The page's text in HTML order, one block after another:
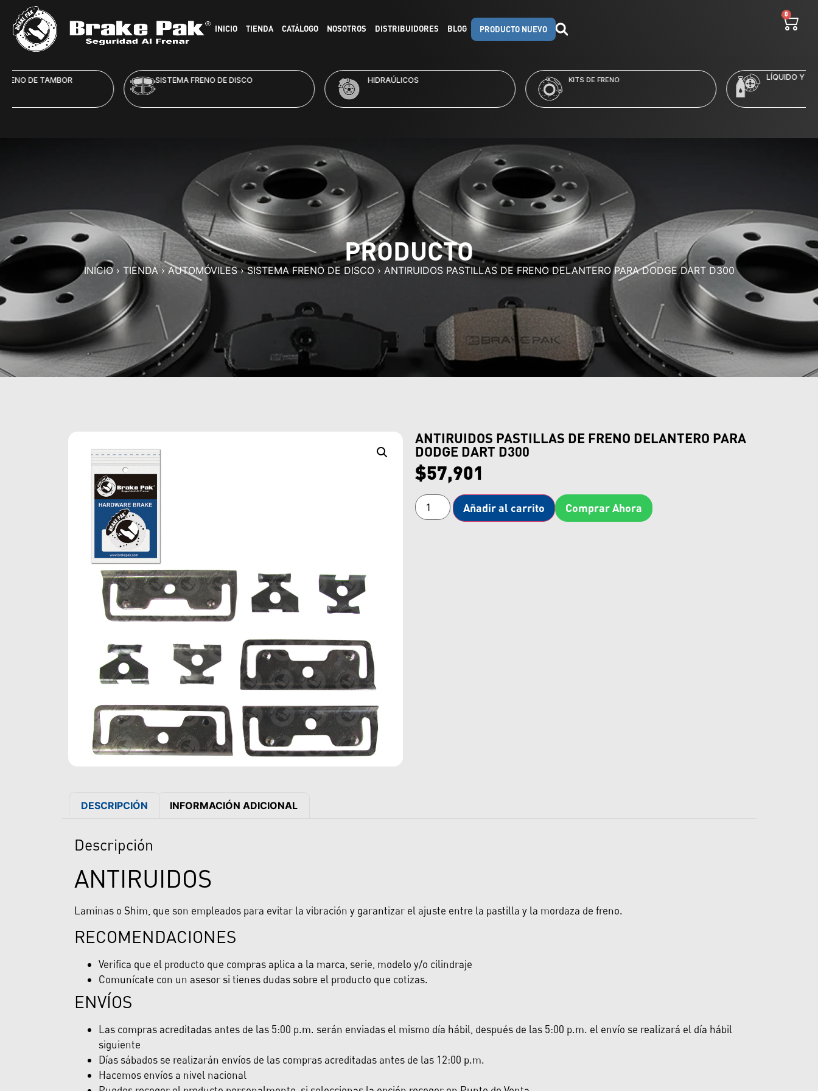
INICIO TIENDA CATÁLOGO NOSOTROS DISTRIBUIDORES BLOG PRODUCTO NUEVO
0
SISTEMA FRENO DE DISCO LÍQUIDO Y LIMPIADORES
PRODUCTO
INICIO› TIENDA›AUTOMÓVILES›SISTEMA FRENO DE DISCO› ANTIRUIDOS PASTILLAS DE FRENO DELANTERO PARA DODGE DART D300
ANTIRUIDOS PASTILLAS DE FRENO DELANTERO PARA
DODGE DART D300
$57,901
Añadir al carrito Comprar Ahora
DESCRIPCIÓN INFORMACIÓN ADICIONAL
Descripción
ANTIRUIDOS
Laminas o Shim, que son empleados para evitar la vibración y garantizar el ajuste entre la pastilla y la mordaza de freno.
RECOMENDACIONES
Verifica que el producto que compras aplica a la marca, serie, modelo y/o cilindraje
Comunícate con un asesor si tienes dudas sobre el producto que cotizas.
ENVÍOS
Las compras acreditadas antes de las 5:00 p.m. serán enviadas el mismo día hábil, después de las 5:00 p.m. el envío se realizará el día hábil
siguiente
Días sábados se realizarán envíos de las compras acreditadas antes de las 12:00 p.m.
Hacemos envíos a nivel nacional